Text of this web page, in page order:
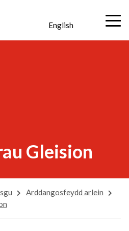
English
Gleision
Arddangosfeydd arlein